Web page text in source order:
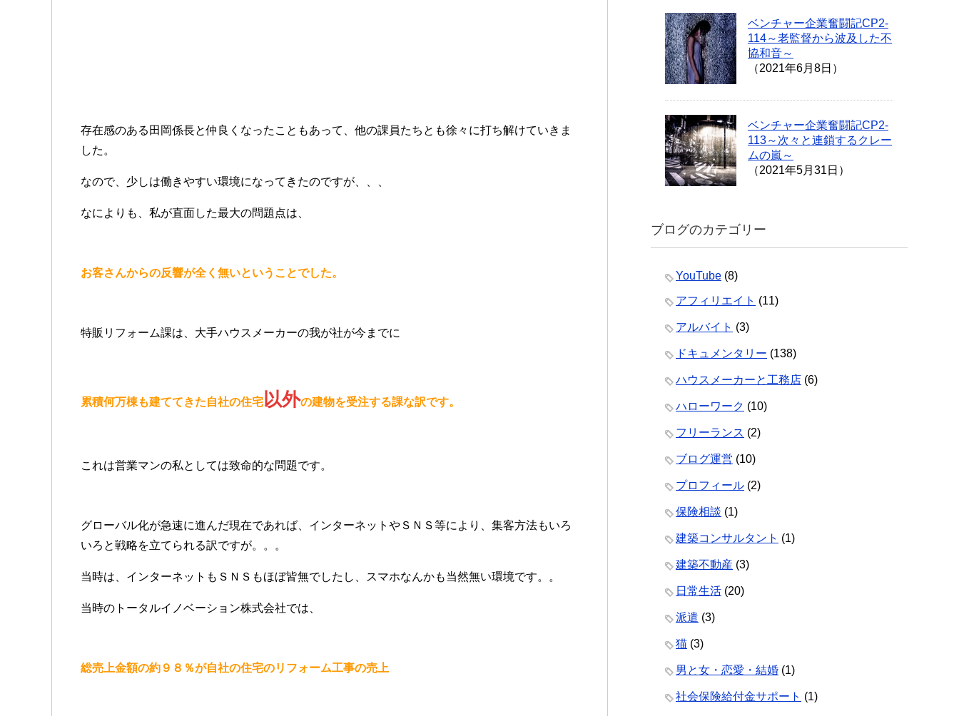
存在感のある田岡係長と仲良くなったこともあって、他の課員たちとも徐々に打ち解けていきま
した。
なので、少しは働きやすい環境になってきたのですが、、、
なによりも、私が直面した最大の問題点は、
お客さんからの反響が全く無いということでした。
特販リフォーム課は、大手ハウスメーカーの我が社が今までに
累積何万棟も建ててきた自社の住宅以外の建物を受注する課な訳です。
これは営業マンの私としては致命的な問題です。
グローバル化が急速に進んだ現在であれば、インターネットやＳＮＳ等により、集客方法もいろ
いろと戦略を立てられる訳ですが。。。
当時は、インターネットもＳＮＳもほぼ皆無でしたし、スマホなんかも当然無い環境です。。
当時のトータルイノベーション株式会社では、
総売上金額の約９８％が自社の住宅のリフォーム工事の売上
ベンチャー企業奮闘記CP2-
114～老監督から波及した不
協和音～
（2021年6月8日）
ベンチャー企業奮闘記CP2-
113～次々と連鎖するクレー
ムの嵐～
（2021年5月31日）
ブログのカテゴリー
YouTube (8)
アフィリエイト (11)
アルバイト (3)
ドキュメンタリー (138)
ハウスメーカーと工務店 (6)
ハローワーク (10)
フリーランス (2)
ブログ運営 (10)
プロフィール (2)
保険相談 (1)
建築コンサルタント (1)
建築不動産 (3)
日常生活 (20)
派遣 (3)
猫 (3)
男と女・恋愛・結婚 (1)
社会保険給付金サポート (1)